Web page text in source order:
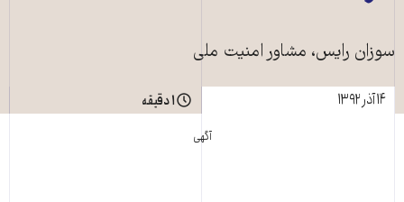
سوزان رايس، مشاور امنيت ملی
۱۴ آذر ۱۳۹۲
۱ دقیقه
آگهی